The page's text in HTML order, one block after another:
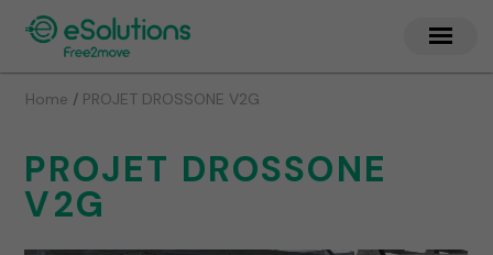
Home / PROJET DROSSONE V2G
PROJET DROSSONE
V2G